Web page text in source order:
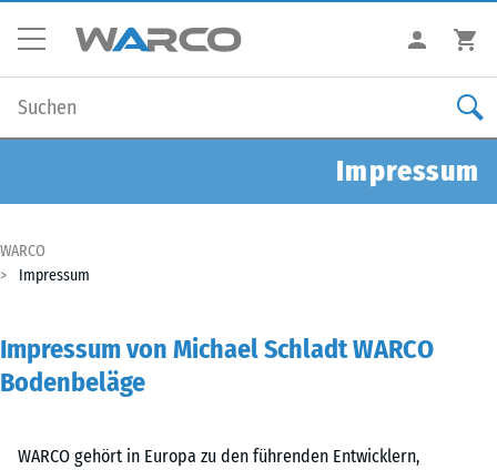
Impressum
WARCO
Impressum
Impressum von Michael Schladt WARCO
Bodenbeläge
WARCO gehört in Europa zu den führenden Entwicklern,